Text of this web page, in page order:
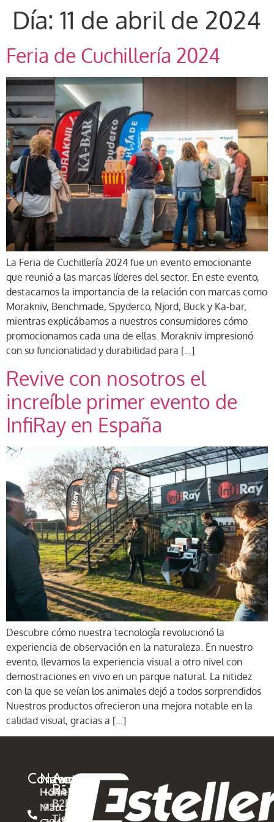
Día: 11 de abril de 2024
Feria de Cuchillería 2024
La Feria de Cuchillería 2024 fue un evento emocionante
que reunió a las marcas líderes del sector. En este evento,
destacamos la importancia de la relación con marcas como
Morakniv, Benchmade, Spyderco, Njord, Buck y Ka-bar,
mientras explicábamos a nuestros consumidores cómo
promocionamos cada una de ellas. Morakniv impresionó
con su funcionalidad y durabilidad para […]
Revive con nosotros el
increíble primer evento de
InfiRay en España
Descubre cómo nuestra tecnología revolucionó la
experiencia de observación en la naturaleza. En nuestro
evento, llevamos la experiencia visual a otro nivel con
demostraciones en vivo en un parque natural. La nitidez
con la que se veían los animales dejó a todos sorprendidos
Nuestros productos ofrecieron una mejora notable en la
calidad visual, gracias a […]
Contacto
+34
936
Navega
Home
Marcas
Acceso
Rápido
B2B
Tienda